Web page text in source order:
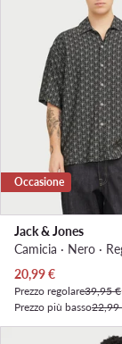
Occasione
Jack & Jones
Camicia · Nero ·
Prezzo attuale
20,99€
Prezzo regolare39,95 €
Prezzo più basso22,99